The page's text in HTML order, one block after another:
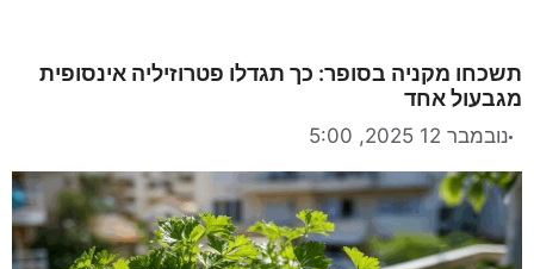
תשכחו מקניה בסופר: כך תגדלו פטרוזיליה אינסופית
מגבעול אחד
נובמבר 12 2025, 5:00